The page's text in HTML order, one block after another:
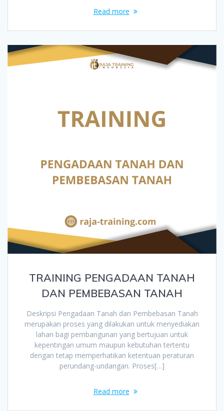
Read more
TRAINING PENGADAAN TANAH
DAN PEMBEBASAN TANAH
Deskripsi Pengadaan Tanah dan Pembebasan Tanah
merupakan proses yang dilakukan untuk menyediakan
lahan bagi pembangunan yang bertujuan untuk
kepentingan umum maupun kebutuhan tertentu
dengan tetap memperhatikan ketentuan peraturan
perundang-undangan. Proses[…]
Read more